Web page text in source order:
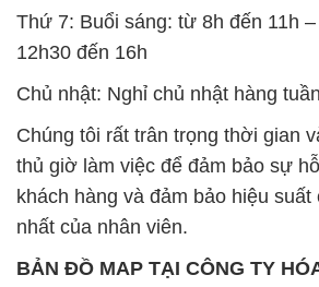
Thứ 7: Buổi sáng: từ 8h đến 11h
12h30 đến 16h
Chủ nhật: Nghỉ chủ nhật hàng tuần
Chúng tôi rất trân trọng thời gian
thủ giờ làm việc để đảm bảo sự
khách hàng và đảm bảo hiệu suất
nhất của nhân viên.
BẢN ĐỒ MAP TẠI CÔNG TY